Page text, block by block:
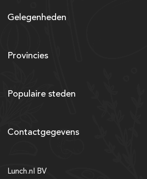
Gelegenheden
Provincies
Populaire steden
Contactgegevens
Lunch.nl BV